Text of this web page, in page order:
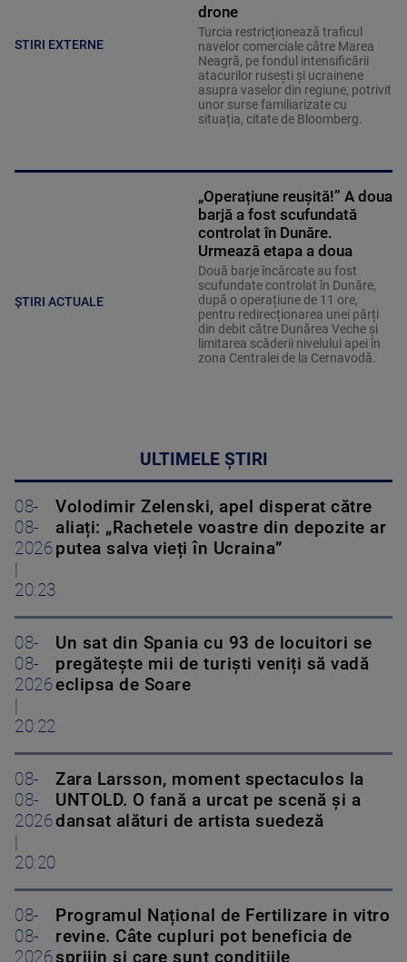
STIRI EXTERNE
drone
Turcia restricționează traficul
navelor comerciale către Marea
Neagră, pe fondul intensificării
atacurilor rusești și ucrainene
asupra vaselor din regiune, potrivit
unor surse familiarizate cu
situația, citate de Bloomberg.
ȘTIRI ACTUALE
„Operațiune reușită!” A doua
barjă a fost scufundată
controlat în Dunăre.
Urmează etapa a doua
Două barje încărcate au fost
scufundate controlat în Dunăre,
după o operațiune de 11 ore,
pentru redirecționarea unei părți
din debit către Dunărea Veche și
limitarea scăderii nivelului apei în
zona Centralei de la Cernavodă.
ULTIMELE ȘTIRI
08-
08-
2026
20:23
Volodimir Zelenski, apel disperat către
aliați: „Rachetele voastre din depozite ar
putea salva vieți în Ucraina”
08-
08-
2026
20:22
Un sat din Spania cu 93 de locuitori se
pregătește mii de turiști veniți să vadă
eclipsa de Soare
08-
08-
2026
20:20
Zara Larsson, moment spectaculos la
UNTOLD. O fană a urcat pe scenă și a
dansat alături de artista suedeză
08-
08-
2026
Programul Național de Fertilizare in vitro
revine. Câte cupluri pot beneficia de
sprijin și care sunt condițiile